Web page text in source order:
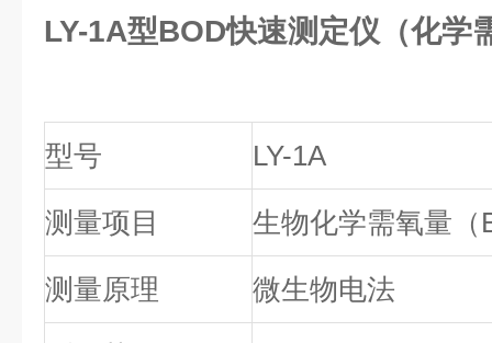
LY-1A型BOD快速测定仪（化学
型号 LY-1A
测量项目 生物化学需氧量（
测量原理 微生物电法